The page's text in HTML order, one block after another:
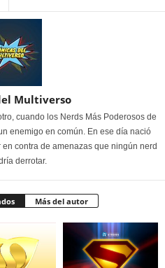
Multiverso
cuando los Nerds Más Poderosos de
enemigo en común. En ese día nació
contra de amenazas que ningún nerd
derrotar.
Más del autor